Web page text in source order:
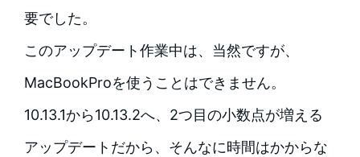
要でした。
このアップデート作業中は、当然ですが、
MacBookProを使うことはできません。
10.13.1から10.13.2へ、2つ目の小数点が増える
アップデートだから、そんなに時間はかからな